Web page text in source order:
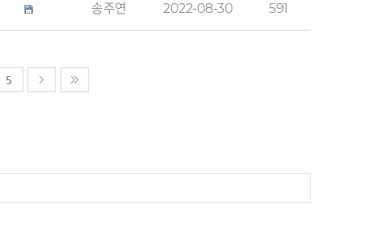
송주연 2022-08-30 591
5